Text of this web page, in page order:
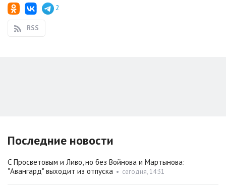
2
RSS
Последние новости
С Просветовым и Ливо, но без Войнова и Мартынова:
"Авангард" выходит из отпуска • сегодня, 14:31